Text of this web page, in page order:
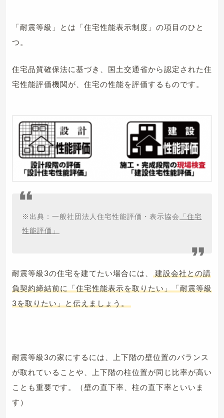
「耐震等級」とは「住宅性能表示制度」の項目のひと
つ。
住宅品質確保法に基づき、国土交通省から認定された住
宅性能評価機関が、住宅の性能を評価するものです。
※出典：一般社団法人住宅性能評価・表示協会 「住宅
性能評価」
耐震等級3の住宅を建てたい場合には、
建設会社との請
負契約締結前に「住宅性能表示を取りたい」「耐震等級
3を取りたい」と伝えましょう。
耐震等級3の家にするには、上下階の壁位置のバランス
が取れていることや、上下階の柱位置が同じ比率が高い
ことも重要です。（壁の直下率、柱の直下率といいま
す）